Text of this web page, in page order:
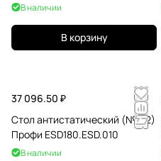
В наличии
В корзину
37 096.50 ₽
Стол антистатический (№182)
Профи ESD180.ESD.010
В наличии